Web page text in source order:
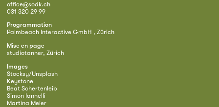
office@sodk.ch
031 320 29 99
Programmation
Palmbeach Interactive GmbH , Zürich
Mise en page
studiotanner, Zürich
Images
Stocksy/Unsplash
Keystone
Beat Schertenleib
Simon Iannelli
Martina Meier